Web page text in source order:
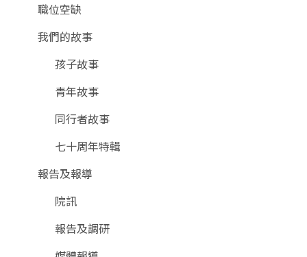
職位空缺
我們的故事
孩子故事
青年故事
同行者故事
七十周年特輯
報告及報導
院訊
報告及調研